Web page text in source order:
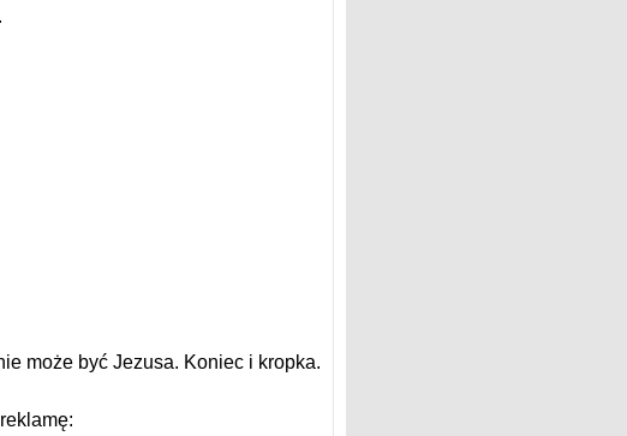
może być Jezusa. Koniec i kropka.